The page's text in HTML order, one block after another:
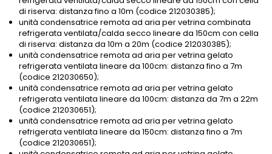
di riserva: distanza fino a 10m (codice 212030385);
unità condensatrice remota ad aria per vetrina combinata
refrigerata ventilata/calda secco lineare da 150cm con cella
di riserva: distanza da 10m a 20m (codice 212030385);
unità condensatrice remota ad aria per vetrina gelato
refrigerata ventilata lineare da 100cm: distanza fino a 7m
(codice 212030650);
unità condensatrice remota ad aria per vetrina gelato
refrigerata ventilata lineare da 100cm: distanza da 7m a 22m
(codice 212030651);
unità condensatrice remota ad aria per vetrina gelato
refrigerata ventilata lineare da 150cm: distanza fino a 7m
(codice 212030651);